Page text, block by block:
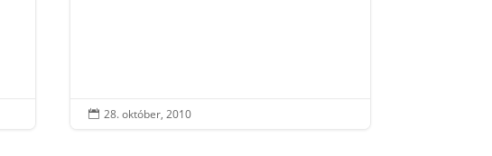
 28. október, 2010